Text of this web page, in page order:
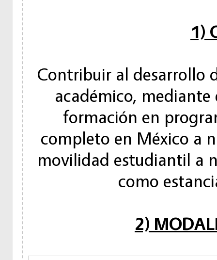
1)
Contribuir al desarrollo
académico,
formación en
completo en México a
movilidad estudiantil a
como
2)